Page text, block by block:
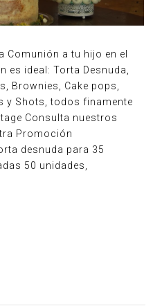
Comunión a tu hijo en el
es ideal: Torta Desnuda,
Brownies, Cake pops,
y Shots, todos finamente
Consulta nuestros
Promoción
desnuda para 35
50 unidades,